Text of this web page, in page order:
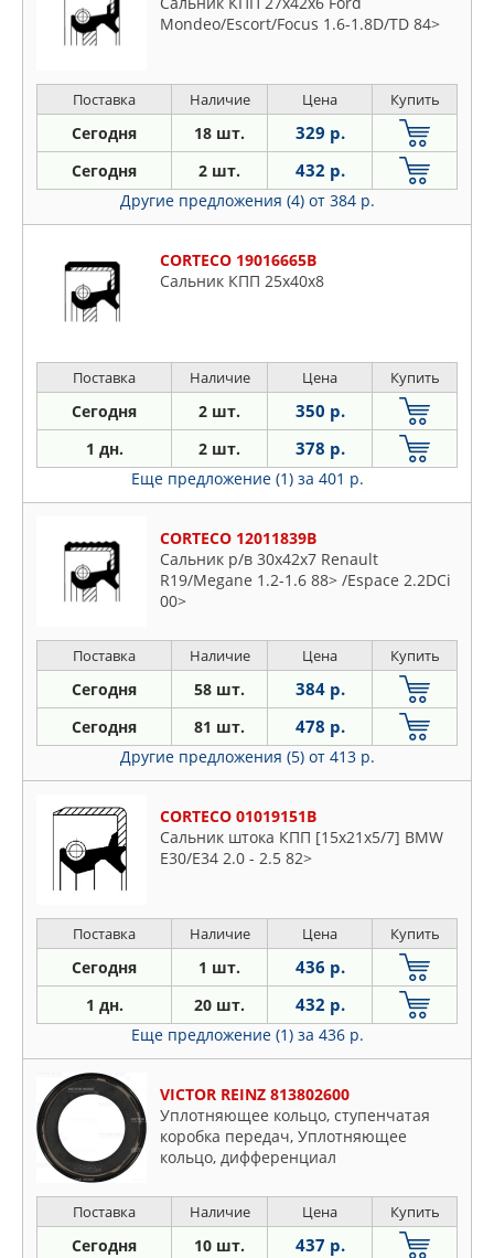
Mondeo/Escort/Focus 1.6-1.8D/TD 84>
Поставка Наличие Цена Купить
Сегодня 18 шт. 329 р.
Сегодня 2 шт. 432 р.
Другие предложения (4) от 384 р.
CORTECO 19016665B
Сальник КПП 25x40x8
Поставка Наличие Цена Купить
Сегодня 2 шт. 350 р.
1 дн. 2 шт. 378 р.
Еще предложение (1) за 401 р.
CORTECO 12011839B
Сальник р/в 30x42x7 Renault
R19/Megane 1.2-1.6 88> /Espace 2.2DCi
00>
Поставка Наличие Цена Купить
Сегодня 58 шт. 384 р.
Сегодня 81 шт. 478 р.
Другие предложения (5) от 413 р.
CORTECO 01019151B
Сальник штока КПП [15x21x5/7] BMW
E30/E34 2.0 - 2.5 82>
Поставка Наличие Цена Купить
Сегодня 1 шт. 436 р.
1 дн. 20 шт. 432 р.
Еще предложение (1) за 436 р.
VICTOR REINZ 813802600
Уплотняющее кольцо, ступенчатая
коробка передач, Уплотняющее
кольцо, дифференциал
Поставка Наличие Цена Купить
Сегодня 10 шт. 437 р.